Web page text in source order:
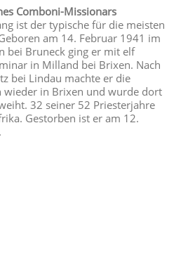
Comboni-Missionars
ist der typische für die meisten
am 14. Februar 1941 im
bei Bruneck ging er mit elf
in Milland bei Brixen. Nach
bei Lindau machte er die
wieder in Brixen und wurde dort
32 seiner 52 Priesterjahre
Gestorben ist er am 12.